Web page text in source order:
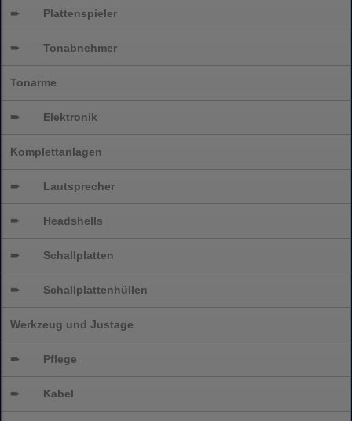
➨ Plattenspieler
➨ Tonabnehmer
Tonarme
➨ Elektronik
Komplettanlagen
➨ Lautsprecher
➨ Headshells
➨ Schallplatten
➨ Schallplattenhüllen
Werkzeug und Justage
➨ Pflege
➨ Kabel